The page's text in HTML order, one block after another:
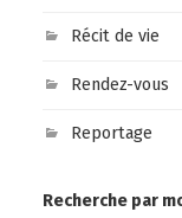
Récit de vie
Rendez-vous
Reportage
Recherche par